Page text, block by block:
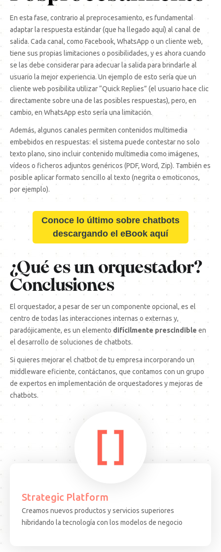
En esta fase, contrario al preprocesamiento, es fundamental
adaptar la respuesta estándar (que ha llegado aquí) al canal de
salida. Cada canal, como Facebook, WhatsApp o un cliente web,
tiene sus propias limitaciones o posibilidades, y es ahora cuando
se las debe considerar para adecuar la salida para brindarle al
usuario la mejor experiencia. Un ejemplo de esto sería que un
cliente web posibilita utilizar “Quick Replies” (el usuario hace clic
directamente sobre una de las posibles respuestas), pero, en
cambio, en WhatsApp esto sería una limitación.
Además, algunos canales permiten contenidos multimedia
embebidos en respuestas: el sistema puede contestar no solo
texto plano, sino incluir contenido multimedia como imágenes,
vídeos o ficheros adjuntos genéricos (PDF, Word, Zip). También es
posible aplicar formato sencillo al texto (negrita o emoticonos,
por ejemplo).
Conoce lo último sobre chatbots
descargando el eBook aquí
¿Qué es un orquestador?
Conclusiones
El orquestador, a pesar de ser un componente opcional, es el
centro de todas las interacciones internas o externas y,
paradójicamente, es un elemento difícilmente prescindible en
el desarrollo de soluciones de chatbots.
Si quieres mejorar el chatbot de tu empresa incorporando un
middleware eficiente, contáctanos, que contamos con un grupo
de expertos en implementación de orquestadores y mejoras de
chatbots.
Strategic Platform
Creamos nuevos productos y servicios superiores
hibridando la tecnología con los modelos de negocio
ARTICULO 15.08.25